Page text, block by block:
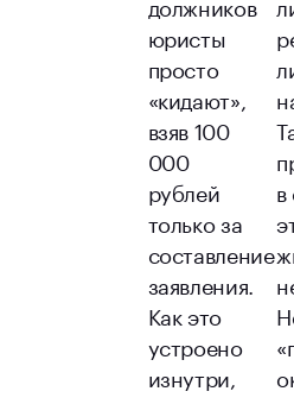
юристы
просто
«кидают»,
взяв 100
000
рублей
только за
составление
заявления.
Как это
устроено
изнутри,